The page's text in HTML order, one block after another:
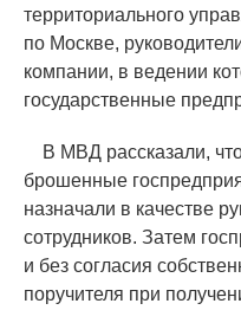
территориального
по Москве,
компании, в ведении
государственные
В МВД рассказали,
брошенные
назначали в качестве
сотрудников. Затем
и без согласия
поручителя при